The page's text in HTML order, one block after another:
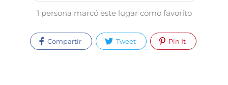
1 persona marcó este lugar como favorito
Compartir Tweet Pin It